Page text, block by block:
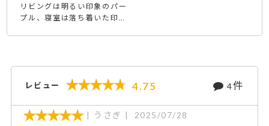
リビングは明るい印象のパー
プル、寝室は落ち着いた印象
算にある程度余裕があるな
品だと思いました。 また次回
も、このストアで購入したい
レビュー 4.75 4件
うさぎ 2025/07/28